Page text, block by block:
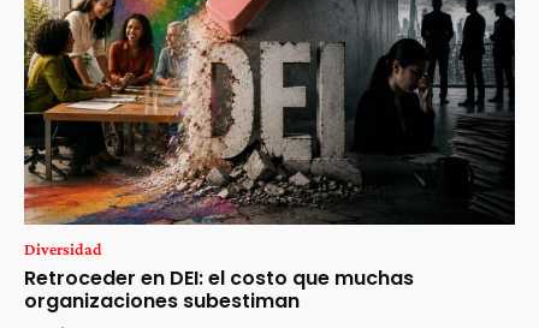
Diversidad
Retroceder en DEI: el costo que muchas
organizaciones subestiman